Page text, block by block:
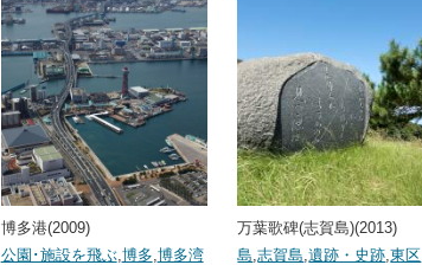
博多港(2009)
公園･施設を飛ぶ, 博多 博多湾
万葉歌碑(志賀島)(2013)
島 ,志賀島 ,遺跡・史跡 ,東区